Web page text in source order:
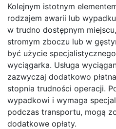
Kolejnym istotnym
rodzajem awarii lub
w trudno dostępnym
stromym zboczu lub w
być użycie
wyciągarka. Usługa
zazwyczaj dodatkowo
stopnia trudności operacji.
wypadkowi i wymaga
podczas transportu, mogą
dodatkowe opłaty.